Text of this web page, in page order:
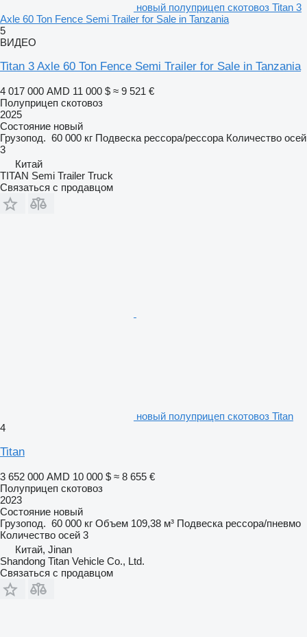
новый полуприцеп скотовоз Titan 3
Axle 60 Ton Fence Semi Trailer for Sale in Tanzania
5
ВИДЕО
Titan 3 Axle 60 Ton Fence Semi Trailer for Sale in Tanzania
4 017 000 AMD 11 000 $ ≈ 9 521 €
Полуприцеп скотовоз
2025
Состояние новый
Грузопод. 60 000 кг Подвеска рессора/рессора Количество осей
3
Китай
TITAN Semi Trailer Truck
Связаться с продавцом
новый полуприцеп скотовоз Titan
4
Titan
3 652 000 AMD 10 000 $ ≈ 8 655 €
Полуприцеп скотовоз
2023
Состояние новый
Грузопод. 60 000 кг Объем 109,38 м³ Подвеска рессора/пневмо
Количество осей 3
Китай, Jinan
Shandong Titan Vehicle Co., Ltd.
Связаться с продавцом